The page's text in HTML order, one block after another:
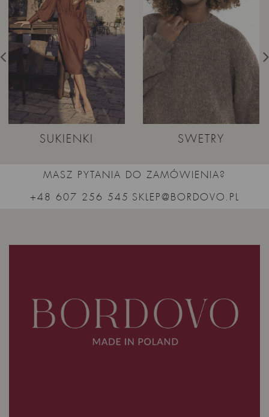
SUKIENKI SWETRY
MASZ PYTANIA DO ZAMÓWIENIA?
+48 607 256 545 SKLEP@BORDOVO.PL